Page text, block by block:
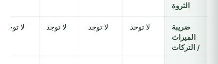
الثروة
ضريبة
الميراث
/ التركات
لا توجد لا توجد لا توجد لا توجد